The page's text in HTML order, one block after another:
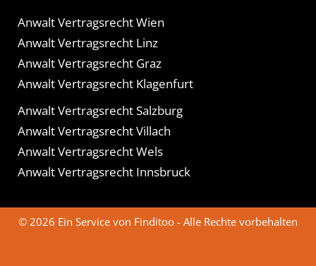
Anwalt Vertragsrecht Wien
Anwalt Vertragsrecht Linz
Anwalt Vertragsrecht Graz
Anwalt Vertragsrecht Klagenfurt
Anwalt Vertragsrecht Salzburg
Anwalt Vertragsrecht Villach
Anwalt Vertragsrecht Wels
Anwalt Vertragsrecht Innsbruck
© 2026 Ein Service von Finditoo - Alle Rechte vorbehalten